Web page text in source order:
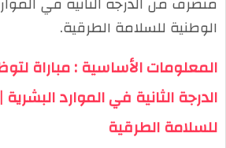
الوطنية للسلامة الطرقية.
المعلومات الأساسية : مباراة
الدرجة الثانية في الموارد البشرية
للسلامة الطرقية